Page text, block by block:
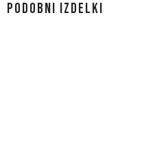
Podobni izdelki